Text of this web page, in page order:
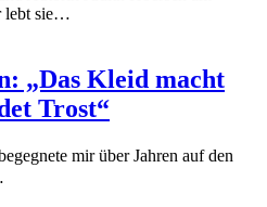
lebt sie…
„Das Kleid macht
Trost“
mir über Jahren auf den